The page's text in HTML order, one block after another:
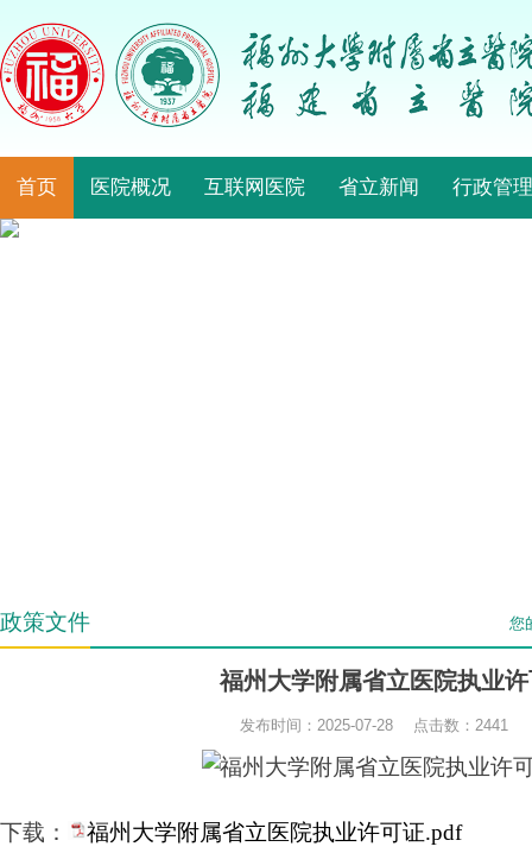
首页 医院概况 互联网医院 省立新闻 行政管理
政策文件 您
福州大学附属省立医院执业
发布时间：2025-07-28 点击数： 2441
下载： 福州大学附属省立医院执业许可证.pdf